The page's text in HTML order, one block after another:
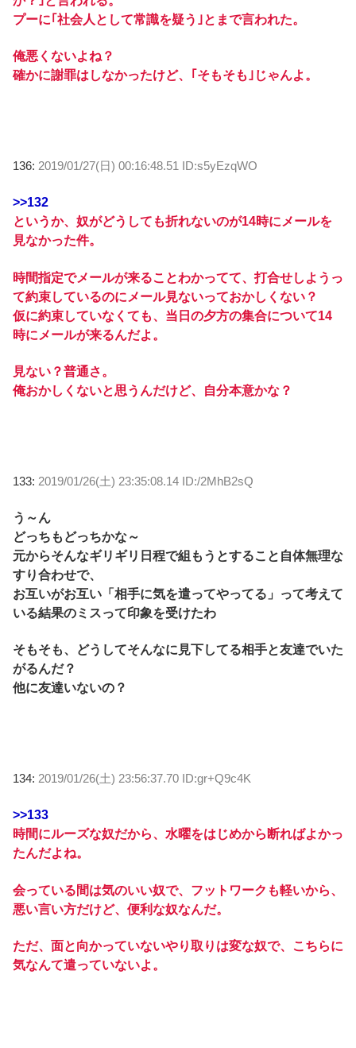
プーに｢社会人として常識を疑う｣とまで言われた。
俺悪くないよね？
確かに謝罪はしなかったけど、｢そもそも｣じゃんよ。
136: 2019/01/27(日) 00:16:48.51 ID:s5yEzqWO
>>132
というか、奴がどうしても折れないのが14時にメールを
見なかった件。
時間指定でメールが来ることわかってて、打合せしようっ
て約束しているのにメール見ないっておかしくない？
仮に約束していなくても、当日の夕方の集合について14
時にメールが来るんだよ。
見ない？普通さ。
俺おかしくないと思うんだけど、自分本意かな？
133: 2019/01/26(土) 23:35:08.14 ID:/2MhB2sQ
う～ん
どっちもどっちかな～
元からそんなギリギリ日程で組もうとすること自体無理な
すり合わせで、
お互いがお互い「相手に気を遣ってやってる」って考えて
いる結果のミスって印象を受けたわ
そもそも、どうしてそんなに見下してる相手と友達でいた
がるんだ？
他に友達いないの？
134: 2019/01/26(土) 23:56:37.70 ID:gr+Q9c4K
>>133
時間にルーズな奴だから、水曜をはじめから断ればよかっ
たんだよね。
会っている間は気のいい奴で、フットワークも軽いから、
悪い言い方だけど、便利な奴なんだ。
ただ、面と向かっていないやり取りは変な奴で、こちらに
気なんて遣っていないよ。